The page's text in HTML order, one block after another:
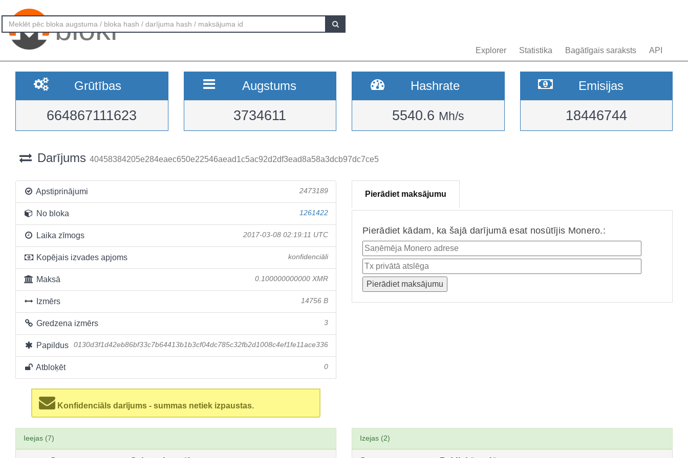
bloki
Explorer Statistika Bagātīgais saraksts API
Grūtības
664867111623
Augstums
3734611
Hashrate
5540.6 Mh/s
Emisijas
18446744
Darījums 40458384205e284eaec650e22546aead1c5ac92d2df3ead8a58a3dcb97dc7ce5
Apstiprinājumi 2473189
No bloka 1261422
Laika zīmogs 2017-03-08 02:19:11 UTC
Kopējais izvades apjoms konfidenciāli
Maksā 0.100000000000 XMR
Izmērs 14756 B
Gredzena izmērs 3
Papildus 0130d3f1d42eb86bf33c7b64413b1b3cf04dc785c32fb2d1008c4ef1fe11ace336
Atbloķēt 0
Konfidenciāls darījums - summas netiek izpaustas.
Pierādiet maksājumu
Pierādiet kādam, ka šajā darījumā esat nosūtījis Monero.:
Ieejas (7) Izejas (2)